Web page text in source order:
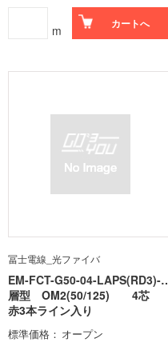
m カートへ
冨士電線_光ファイバ
EM-FCT-G50-04-LAPS(RD3)-F
R
層型 OM2(50/125) 4芯
赤3本ライン入り
標準価格
オープン